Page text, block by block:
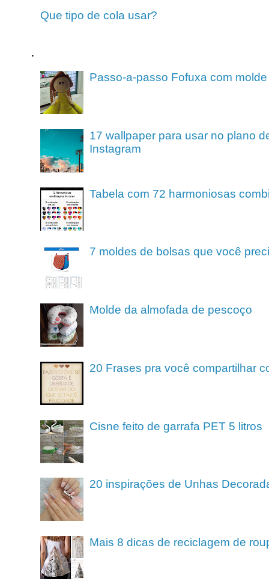
Que tipo de cola usar?
.
Passo-a-passo Fofuxa com molde
17 wallpaper para usar no plano
Instagram
Tabela com 72 harmoniosas
7 moldes de bolsas que você
Molde da almofada de pescoço
20 Frases pra você compartilhar
Cisne feito de garrafa PET 5 litros
20 inspirações de Unhas
Mais 8 dicas de reciclagem de